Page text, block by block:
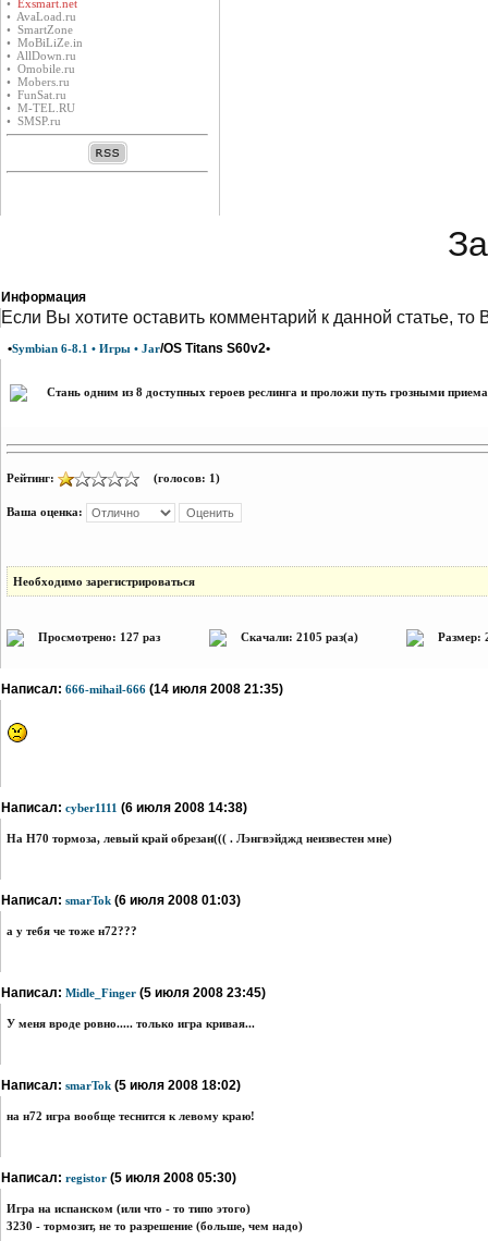
• Exsmart.net
• AvaLoad.ru
• SmartZone
• MoBiLiZe.in
• AllDown.ru
• Оmobile.ru
• Mobers.ru
• FunSat.ru
• M-TEL.RU
• SMSP.ru
Информация
Eсли Вы хотите оставить комментарий к данной статье,
•Symbian 6-8.1 • Игры • Jar/OS Titans S60v2•
Стань одним из 8 доступных героев реслинга и проложи путь грозными
Рейтинг: (голосов: 1)
Ваша оценка:
Необходимо зарегистрироваться
Просмотрено: 127 раз Скачали: 2105 раз(а) Размер:
Написал: 666-mihail-666 (14 июля 2008 21:35)
Написал: cyber1111 (6 июля 2008 14:38)
На Н70 тормоза, левый край обрезан((( . Лэнгвэйджд неизвестен мне)
Написал: smarTok (6 июля 2008 01:03)
а у тебя че тоже н72???
Написал: Midle_Finger (5 июля 2008 23:45)
У меня вроде ровно..... только игра кривая...
Написал: smarTok (5 июля 2008 18:02)
на н72 игра вообще теснится к левому краю!
Написал: registor (5 июля 2008 05:30)
Игра на испанском (или что - то типо этого)
3230 - тормозит, не то разрешение (больше, чем надо)